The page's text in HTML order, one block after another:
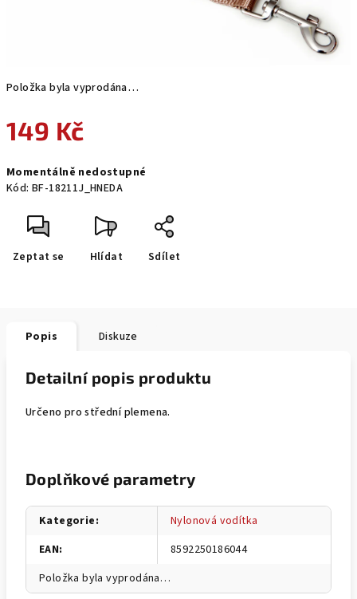
Položka byla vyprodána…
149 Kč
cena:
Momentálně nedostupné
Kód: BF-18211J_HNEDA
Zeptat se Hlídat Sdílet
Popis Diskuze
Detailní popis produktu
Určeno pro střední plemena.
Doplňkové parametry
Kategorie:
Nylonová vodítka
EAN:
8592250186044
Položka byla vyprodána…